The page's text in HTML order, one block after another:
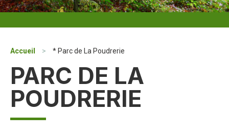
Accueil > * Parc de La Poudrerie
PARC DE LA
POUDRERIE